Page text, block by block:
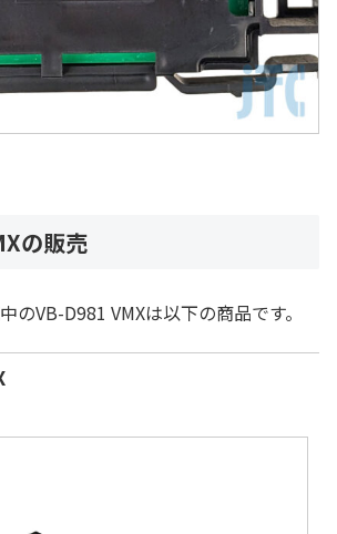
の販売
のVB-D981 VMXは以下の商品です。